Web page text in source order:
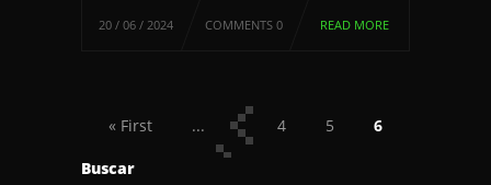
20 / 06 / 2024 COMMENTS 0 READ MORE
« First ... 4 5
6
7
Buscar